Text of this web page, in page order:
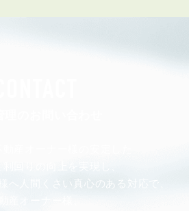
へ人間くさい真心のある対応で、